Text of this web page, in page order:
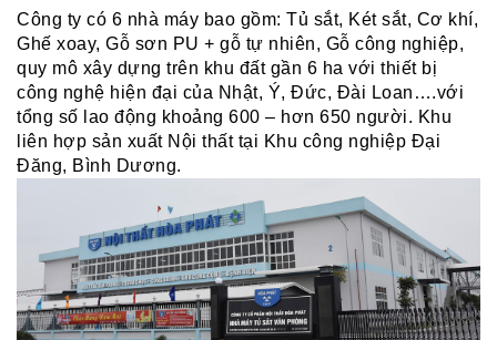
Công ty có 6 nhà máy bao gồm: Tủ sắt, Két sắt, Cơ khí,
Ghế xoay, Gỗ sơn PU + gỗ tự nhiên, Gỗ công nghiệp,
quy mô xây dựng trên khu đất gần 6 ha với thiết bị
công nghệ hiện đại của Nhật, Ý, Đức, Đài Loan….với
tổng số lao động khoảng 600 – hơn 650 người. Khu
liên hợp sản xuất Nội thất tại Khu công nghiệp Đại
Đăng, Bình Dương.